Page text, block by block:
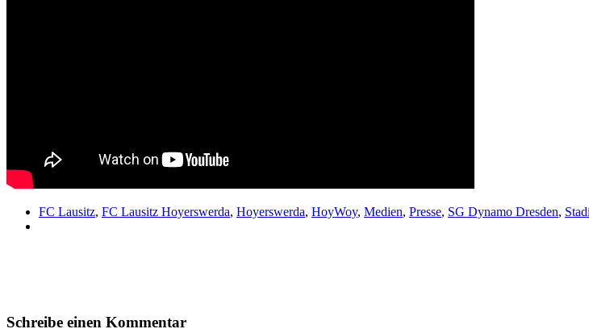
FC Lausitz, FC Lausitz Hoyerswerda, Hoyerswerda, HoyWoy, Medien, Presse, SG Dynamo Dresden,
Schreibe einen Kommentar